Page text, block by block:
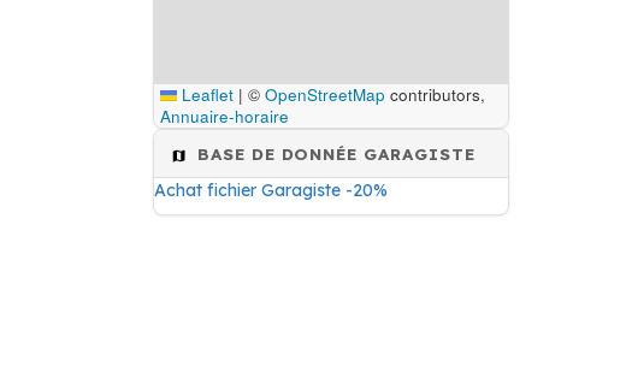
Leaflet | © OpenStreetMap contributors,
Annuaire-horaire
BASE DE DONNÉE GARAGISTE
Achat fichier Garagiste -20%